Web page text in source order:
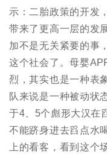
示：二胎政策的开发
带来了更高一层的发
加不是无关紧要的事
这个社会了。母婴
烈，其实也是一种表
队来说是一种被动状
于4、5个彪形大汉在
不能跻身进去舀点水
上的看客，看到这个